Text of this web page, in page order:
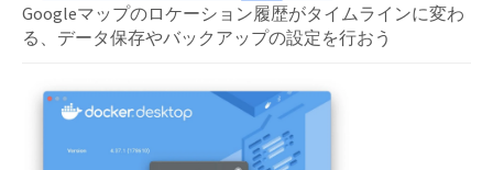
Googleマップのロケーション履歴がタイムラインに変わ
る、データ保存やバックアップの設定を行おう